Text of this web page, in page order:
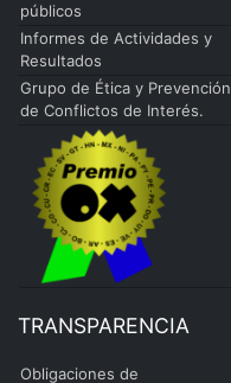
públicos
Informes de Actividades y
Resultados
Grupo de Ética y Prevención
de Conflictos de Interés.
TRANSPARENCIA
Obligaciones de